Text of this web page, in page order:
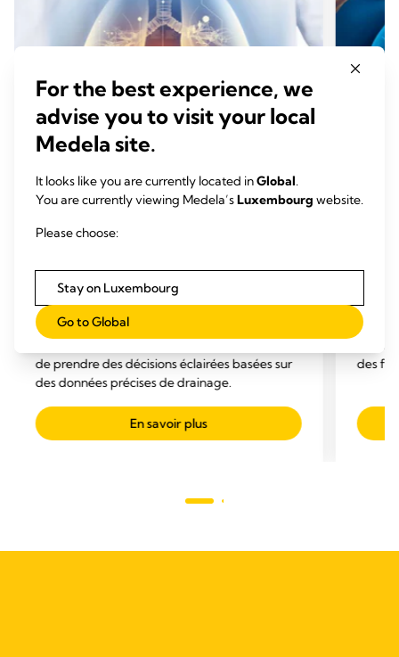
DRAINAGE THORACIQUE - POUMON
Thopaz+ drainage thoracique avec
système de surveillance
numérique*
+
de prendre des décisions éclairées basées sur
des données précises de drainage.
En savoir plus
des
For the best experience, we
advise you to visit your local
Medela site.
It looks like you are currently located inGlobal.
You are currently viewing Medela’sLuxembourg website.
Please choose:
Stay on Luxembourg
Go to Global